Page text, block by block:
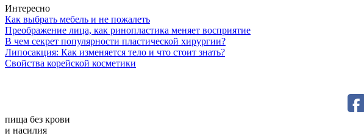
Интересно
Как выбрать мебель и не пожалеть
Преображение лица, как ринопластика меняет восприятие
В чем секрет популярности пластической хирургии?
Липосакция: Как изменяется тело и что стоит знать?
Свойства корейской косметики
пища без крови
и насилия